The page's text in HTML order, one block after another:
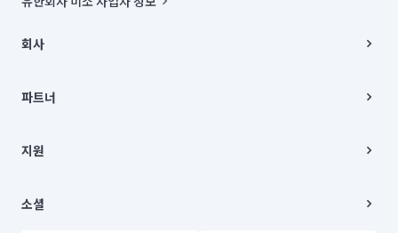
00019 |
주소 | 본사: 서울특별시 종로구 율곡로 6(중학동, 트윈트리빌딩) B동 5층
컨택센터 : 서울특별시 종로구 수송동 율곡로 24, 7층, 8층 미소
상품, 상품정보, 거래에 관한 의무와 책임은 거래당사자에게 있습니다.
언론 보도 관련 문의:
© 유한회사 미소. Miso, Inc. All Rights Reserved.
회사
채용
파트너
이사
지원
이용약관
소셜